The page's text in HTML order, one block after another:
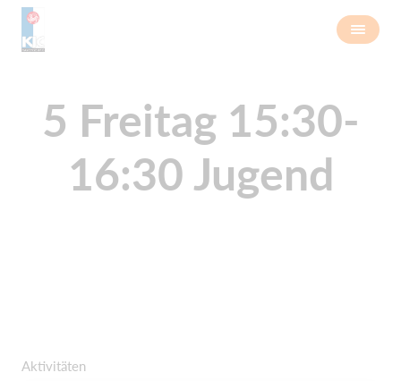
5 Freitag 15:30-
16:30 Jugend
Aktivitäten